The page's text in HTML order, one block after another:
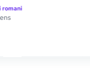
|Dječji romani